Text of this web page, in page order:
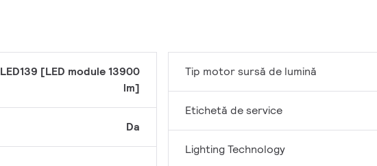
LED139 [LED module 13900
lm]
Da
Tip motor sursă de lumină
Etichetă de service
Lighting Technology